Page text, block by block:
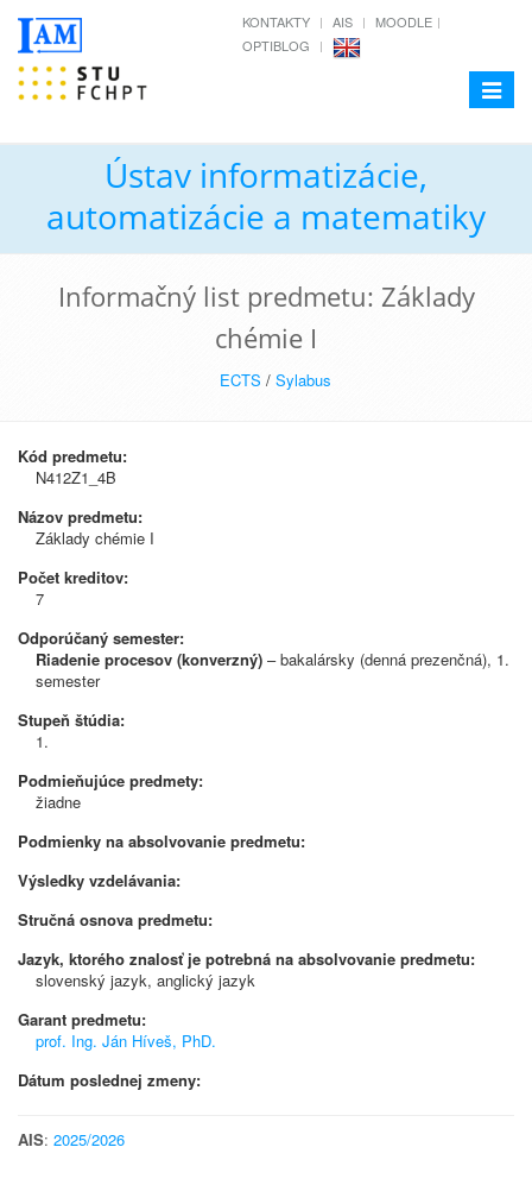
KONTAKTY AIS
MOODLE
OPTIBLOG
Toggle
Ústav informatizácie,
automatizácie a matematiky
Informačný list predmetu: Základy
chémie I
ECTS / Sylabus
Kód predmetu:
N412Z1_4B
Názov predmetu:
Základy chémie I
Počet kreditov:
7
Odporúčaný semester:
Riadenie procesov (konverzný) – bakalársky (denná prezenčná), 1.
semester
Stupeň štúdia:
1.
Podmieňujúce predmety:
žiadne
Podmienky na absolvovanie predmetu:
Výsledky vzdelávania:
Stručná osnova predmetu:
Jazyk, ktorého znalosť je potrebná na absolvovanie predmetu:
slovenský jazyk, anglický jazyk
Garant predmetu:
prof. Ing. Ján Híveš, PhD.
Dátum poslednej zmeny:
AIS: 2025/2026